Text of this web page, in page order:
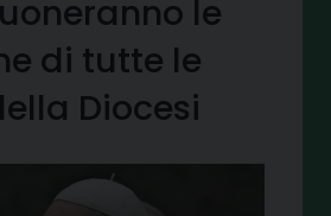
le
di tutte le
Diocesi